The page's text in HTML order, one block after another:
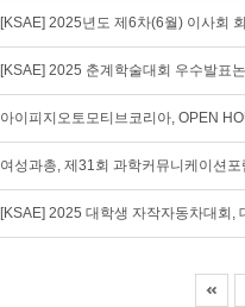
[KSAE] 2025년도 제6차(6월) 이사회
[KSAE] 2025 춘계학술대회 우수발표
아이피지오토모티브코리아, OPEN
여성과총, 제31회 과학커뮤니케이션
[KSAE] 2025 대학생 자작자동차대회,